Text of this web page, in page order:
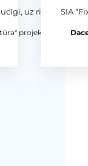
uz risinājumu
projektu vadītāja
SIA